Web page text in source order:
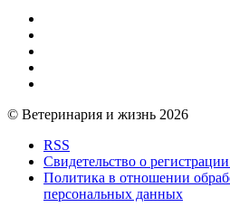
© Ветеринария и жизнь 2026
RSS
Свидетельство о
Политика в отношении
персональных данных